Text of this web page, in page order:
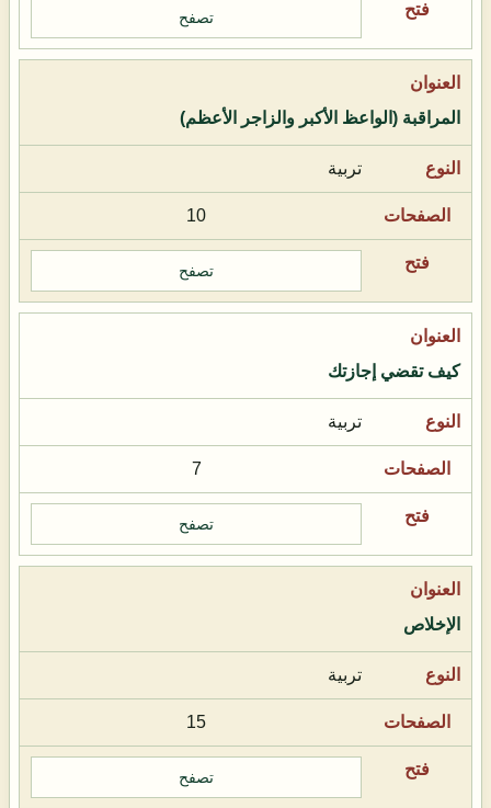
تصفح
المراقبة (الواعظ الأكبر والزاجر الأعظم)
تربية
10
تصفح
كيف تقضي إجازتك
تربية
7
تصفح
الإخلاص
تربية
15
تصفح